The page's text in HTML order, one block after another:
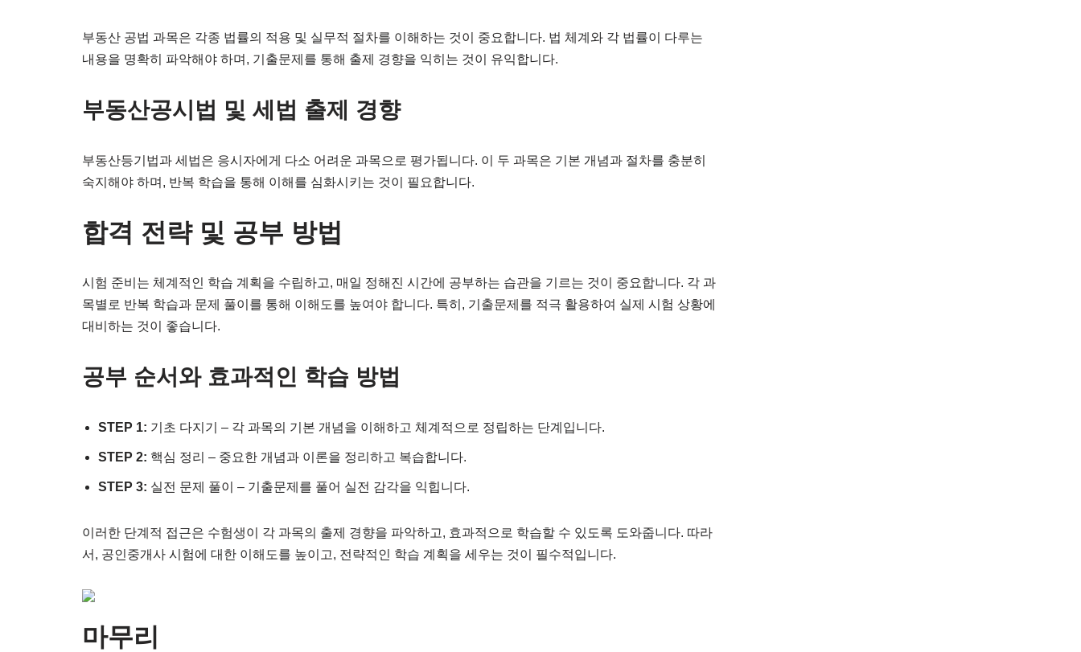
부동산 공법 과목은 각종 법률의 적용 및 실무적 절차를 이해하는 것이 중요합니다. 법 체계와 각 법률이 다루는
내용을 명확히 파악해야 하며, 기출문제를 통해 출제 경향을 익히는 것이 유익합니다.
부동산공시법 및 세법 출제 경향
부동산등기법과 세법은 응시자에게 다소 어려운 과목으로 평가됩니다. 이 두 과목은 기본 개념과 절차를 충분히
숙지해야 하며, 반복 학습을 통해 이해를 심화시키는 것이 필요합니다.
합격 전략 및 공부 방법
시험 준비는 체계적인 학습 계획을 수립하고, 매일 정해진 시간에 공부하는 습관을 기르는 것이 중요합니다. 각 과
목별로 반복 학습과 문제 풀이를 통해 이해도를 높여야 합니다. 특히, 기출문제를 적극 활용하여 실제 시험 상황에
대비하는 것이 좋습니다.
공부 순서와 효과적인 학습 방법
STEP 1: 기초 다지기 – 각 과목의 기본 개념을 이해하고 체계적으로 정립하는 단계입니다.
STEP 2: 핵심 정리 – 중요한 개념과 이론을 정리하고 복습합니다.
STEP 3: 실전 문제 풀이 – 기출문제를 풀어 실전 감각을 익힙니다.
이러한 단계적 접근은 수험생이 각 과목의 출제 경향을 파악하고, 효과적으로 학습할 수 있도록 도와줍니다. 따라
서, 공인중개사 시험에 대한 이해도를 높이고, 전략적인 학습 계획을 세우는 것이 필수적입니다.
마무리